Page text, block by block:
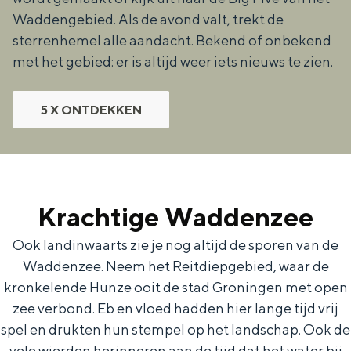
De rijkdom van Groningen is haar
veranderlijke landschap. Binen een mum
van tijd sta je vanuit de stad aan de
Waddenzee, midden in het groen of bij
Lunchen in de stad
e
l
e
c
t
e
l
Nederlands
English
en
o
t
o
t
Deutsch deG
e
h
e
n
Waddengebied. Als de avond valt, trekt de
sterrenhemel alle aandacht. Bekend of onbekend
met het gebied: er is altijd weer iets nieuws te zien.
5 X ONTDEKKEN
Krachtige Waddenzee
Ook landinwaarts zie je nog altijd de sporen van de
Waddenzee. Neem het Reitdiepgebied, waar de
kronkelende Hunze ooit de stad Groningen met open
zee verbond. Eb en vloed hadden hier lange tijd vrij
spel en drukten hun stempel op het landschap. Ook de